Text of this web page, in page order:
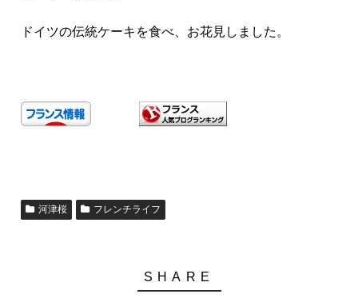
ドイツの伝統ケーキを食べ、お花見しました。
河津桜 フレンチライフ